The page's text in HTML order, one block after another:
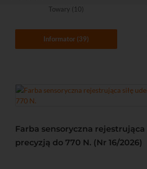
Towary (10)
Informator (39)
Farba sensoryczna rejestrująca
precyzją do 770 N. (Nr 16/2026)